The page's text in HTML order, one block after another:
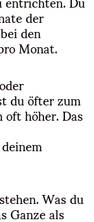
der
den
Monat.
du öfter zum
höher. Das
Was du
Ganze als